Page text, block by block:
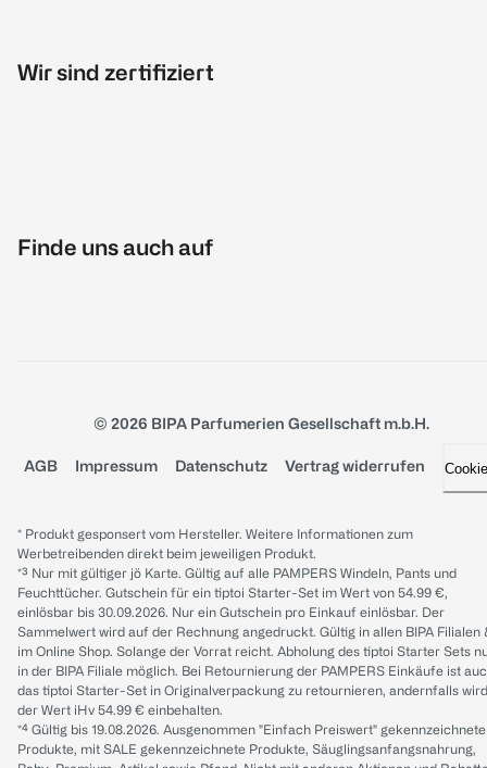
Wir sind zertifiziert
Finde uns auch auf
© 2026 BIPA Parfumerien Gesellschaft m.b.H.
AGB Impressum Datenschutz Vertrag widerrufen
* Produkt gesponsert vom Hersteller. Weitere Informationen zum
Werbetreibenden direkt beim jeweiligen Produkt.
*³ Nur mit gültiger jö Karte. Gültig auf alle PAMPERS Windeln, Pants und
Feuchttücher. Gutschein für ein tiptoi Starter-Set im Wert von 54.99 €,
einlösbar bis 30.09.2026. Nur ein Gutschein pro Einkauf einlösbar. Der
Sammelwert wird auf der Rechnung angedruckt. Gültig in allen BIPA Filialen
im Online Shop. Solange der Vorrat reicht. Abholung des tiptoi Starter Sets
in der BIPA Filiale möglich. Bei Retournierung der PAMPERS Einkäufe ist
das tiptoi Starter-Set in Originalverpackung zu retournieren, andernfalls wird
der Wert iHv 54.99 € einbehalten.
*⁴ Gültig bis 19.08.2026. Ausgenommen "Einfach Preiswert" gekennzeichnete
Produkte, mit SALE gekennzeichnete Produkte, Säuglingsanfangsnahrung,